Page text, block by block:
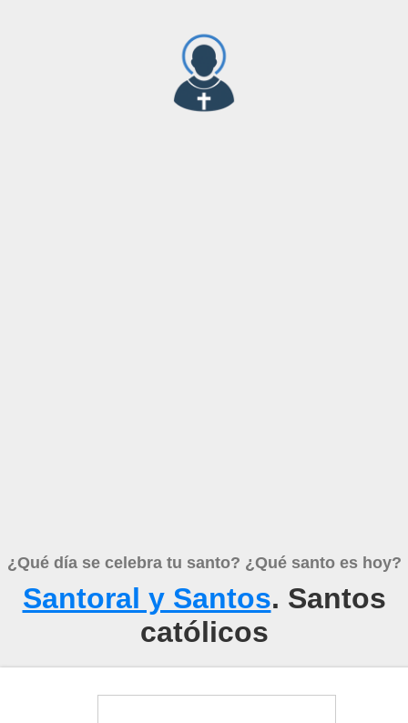
¿Qué día se celebra tu santo? ¿Qué santo es hoy?
Santoral y Santos. Santos
católicos